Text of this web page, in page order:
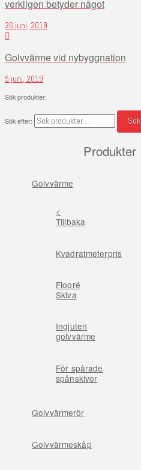
verkligen betyder något
26 juni, 2019
Golvvärme vid nybyggnation
5 juni, 2019
Sök produkter:
Sök efter: Sök
Produkter
Golvvärme
<
Tillbaka
Kvadratmeterpris
Flooré
Skiva
Ingjuten
golvvärme
För spårade
spånskivor
Golvvärmerör
Golvvärmeskåp